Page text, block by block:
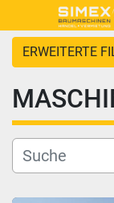
ERWEITERTE
KATEGORIE